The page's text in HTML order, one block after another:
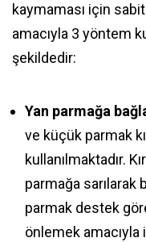
kaymaması için
amacıyla 3 yöntem
şekildedir:
Yan parmağa
ve küçük parmak
kullanılmaktadır.
parmağa sarılarak
parmak destek
önlemek amacıyla